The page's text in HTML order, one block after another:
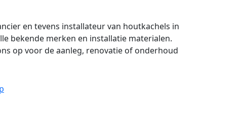
en tevens installateur van houtkachels in
bekende merken en installatie materialen.
op voor de aanleg, renovatie of onderhoud